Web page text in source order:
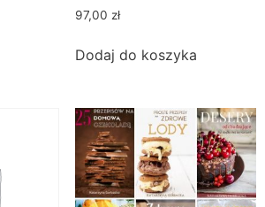
97,00 zł
Dodaj do koszyka